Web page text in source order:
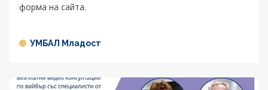
форма на сайта.
УМБАЛ Младост